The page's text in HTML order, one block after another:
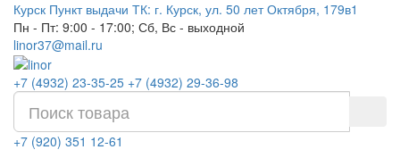
Курск Пункт выдачи ТК: г. Курск, ул. 50 лет Октября, 179в1
Пн - Пт: 9:00 - 17:00; Сб, Вс - выходной
linor37@mail.ru
+7 (4932) 23-35-25 +7 (4932) 29-36-98
+7 (920) 351 12-61